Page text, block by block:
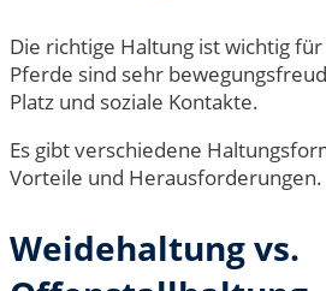
Die richtige Haltung ist wichtig
Pferde sind sehr
Platz und soziale Kontakte.
Es gibt verschiedene
Vorteile und Herausforderungen.
Weidehaltung vs.